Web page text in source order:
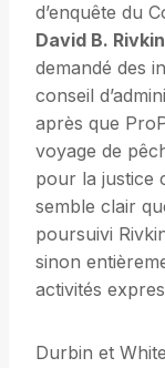
d’enquête du
David B. Rivkin
demandé des
conseil
après que
voyage de
pour la justice
semble clair
poursuivi
sinon
activités
Durbin et